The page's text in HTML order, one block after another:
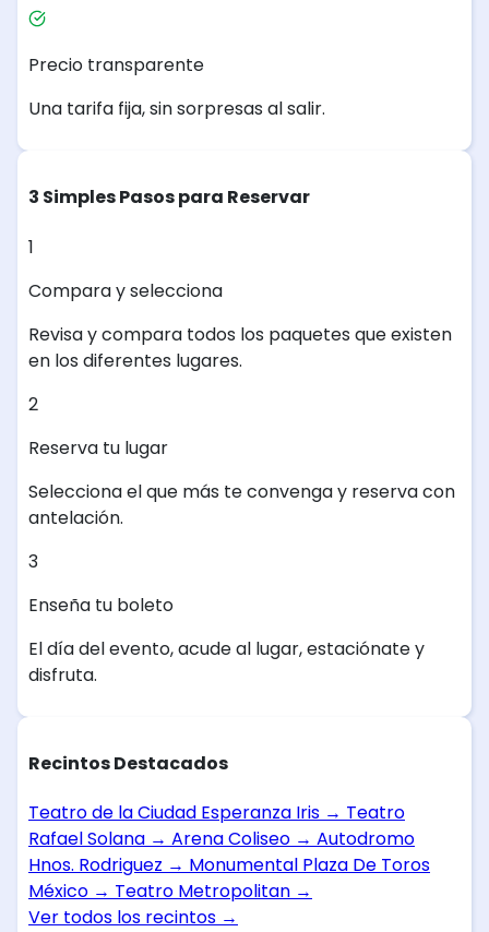
Precio transparente
Una tarifa fija, sin sorpresas al salir.
3 Simples Pasos para Reservar
1
Compara y selecciona
Revisa y compara todos los paquetes que existen
en los diferentes lugares.
2
Reserva tu lugar
Selecciona el que más te convenga y reserva con
antelación.
3
Enseña tu boleto
El día del evento, acude al lugar, estaciónate y
disfruta.
Recintos Destacados
Teatro de la Ciudad Esperanza Iris → Teatro
Rafael Solana → Arena Coliseo → Autodromo
Hnos. Rodriguez → Monumental Plaza De Toros
México → Teatro Metropolitan →
Ver todos los recintos →